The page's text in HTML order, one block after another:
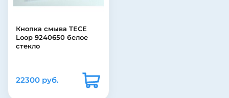
Кнопка смыва TECE
Loop 9240650 белое
стекло
22300 руб.